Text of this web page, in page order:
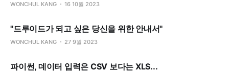
WONCHUL KANG 16 10월 2023
"드루이드가 되고 싶은 당신을 위한 안내서"
WONCHUL KANG 27 9월 2023
파이썬, 데이터 입력은 CSV 보다는 XLS...